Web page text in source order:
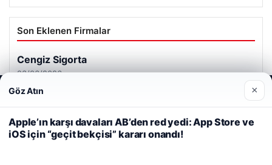
Son Eklenen Firmalar
Cengiz Sigorta
23/06/2026
Web sitemizi nasıl kullandığınızı daha iyi anlayabilmek,
deneyiminizi kişiselleştirmek ve geliştirmek amacıyla çerezler
kullanıyoruz.
Çerez Politikamız
Reddet Kabul Et
Göz Atın ×
Apple’ın karşı davaları AB’den red yedi: App Store ve
iOS için “geçit bekçisi” kararı onandı!